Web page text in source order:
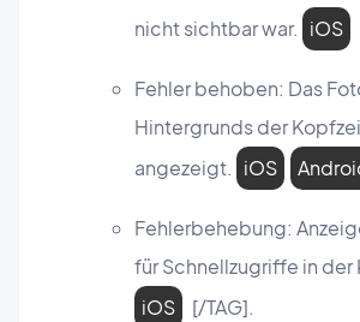
nicht sichtbar war. iOS
Fehler behoben: Das
Hintergrunds der
angezeigt. iOS
Fehlerbehebung:
für Schnellzugriffe in der
iOS
[/TAG].